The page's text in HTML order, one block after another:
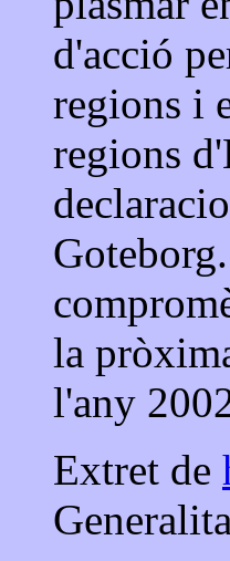
d'acció
regions i
regions
la
l'any
Extret de